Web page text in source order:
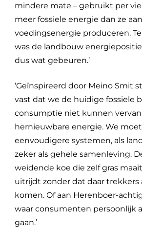
mindere mate – gebruikt per
meer fossiele energie dan ze aan
voedingsenergie produceren.
was de landbouw
dus wat gebeuren.’
‘Geïnspireerd door Meino Smit
vast dat we de huidige fossiele
consumptie niet kunnen
hernieuwbare energie. We
eenvoudigere systemen, als
zeker als gehele samenleving.
weidende koe die zelf gras
uitrijdt zonder dat daar trekkers
komen. Of aan Herenboer-
waar consumenten persoonlijk
gaan.’